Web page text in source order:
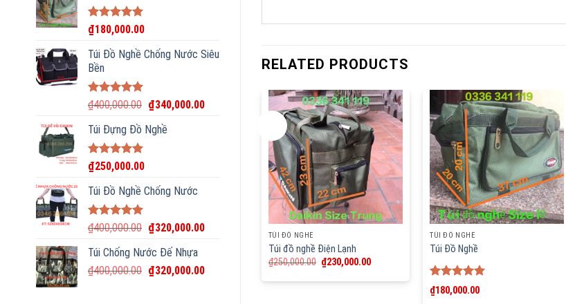
Rated5.00
out of 5
₫180,000.00
Túi Đồ Nghề Chống Nước Siêu
Bền
Rated5.00
out of 5
₫400,000.00 ₫340,000.00
Túi Đựng Đồ Nghề
Rated5.00
out of 5
₫250,000.00
Túi Đồ Nghề Chống Nước
Rated5.00
out of 5
₫400,000.00 ₫320,000.00
Túi Chống Nước Đế Nhựa
₫400,000.00 ₫320,000.00
RELATED PRODUCTS
TÚI ĐỒ NGHỀ
Túi đồ nghề Điện Lạnh
₫250,000.00 ₫230,000.00
TÚI ĐỒ NGHỀ
Túi Đồ Nghề
Rated5.00
out of 5
₫180,000.00
Nước Siêu
TÚI ĐỒ NGHỀ
Đai Thợ Điện